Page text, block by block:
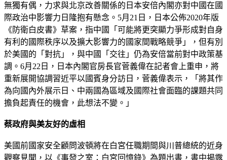
無獨有偶，力求與北京改善關係的日本安倍內閣亦對中國在國
際政治中影響力日隆抱有懸念。5月21日，日本公佈2020年版
《防衛白皮書》草案，指中國「可能將更突顯力爭形成對自身
有利的國際秩序以及擴大影響力的國家間戰略競爭」，但有別
於美國的「對抗」，與中國「交往」仍為安倍當前對中政策基
調。6月22日，日本內閣官房長官菅義偉在記者會上重申，將
重新展開協調習近平以國賓身分訪日，菅義偉表示，「將其作
為向國內外展示日、中兩國為區域及國際社會面臨的課題共同
擔負起責任的機會，此想法不變。」
蔡政府與美友好的虛相
美國前國家安全顧問波頓將在白宮任職期間與川普總統的近身
觀察見聞，以《事發之室：白宮回憶錄》為題出書，書中揭露